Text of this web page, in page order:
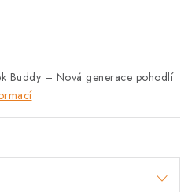
Buddy – Nová generace pohodlí